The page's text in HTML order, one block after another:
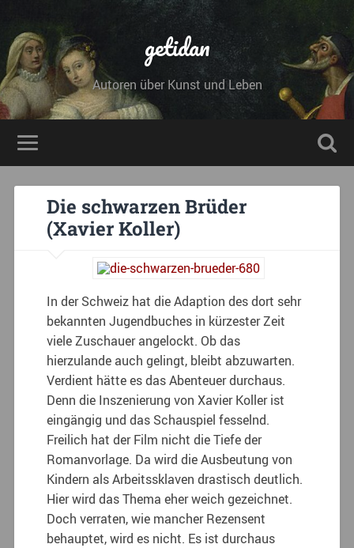
getidan
Autoren über Kunst und Leben
Die schwarzen Brüder
(Xavier Koller)
In der Schweiz hat die Adaption des dort sehr
bekannten Jugendbuches in kürzester Zeit
viele Zuschauer angelockt. Ob das
hierzulande auch gelingt, bleibt abzuwarten.
Verdient hätte es das Abenteuer durchaus.
Denn die Inszenierung von Xavier Koller ist
eingängig und das Schauspiel fesselnd.
Freilich hat der Film nicht die Tiefe der
Romanvorlage. Da wird die Ausbeutung von
Kindern als Arbeitssklaven drastisch deutlich.
Hier wird das Thema eher weich gezeichnet.
Doch verraten, wie mancher Rezensent
behauptet, wird es nicht. Es ist durchaus